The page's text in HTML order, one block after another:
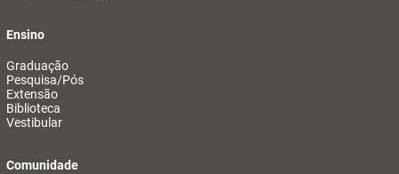
Ensino
Graduação
Pesquisa/Pós
Extensão
Biblioteca
Vestibular
Comunidade